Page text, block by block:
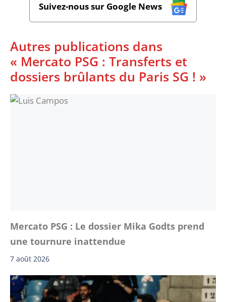
Suivez-nous sur Google News
Autres publications dans
« Mercato PSG : Transferts et
dossiers brûlants du Paris SG ! »
Mercato PSG : Le dossier Mika Godts prend
une tournure inattendue
7 août 2026